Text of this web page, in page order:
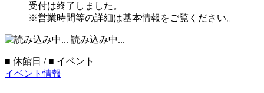
受付は終了しました。
※営業時間等の詳細は基本情報をご覧ください。
読み込み中...
■ 休館日 / ■ イベント
イベント情報